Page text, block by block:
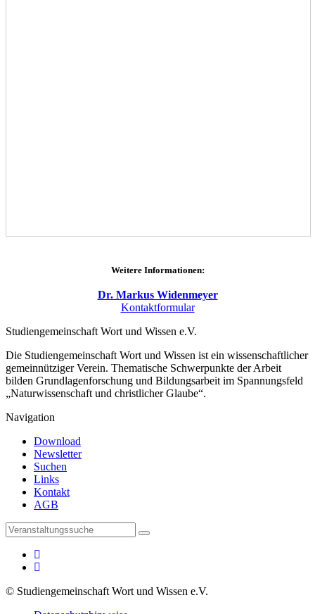
Weitere Informationen:
Dr. Markus Widenmeyer
Kontaktformular
Studiengemeinschaft Wort und Wissen e.V.
Die Studiengemeinschaft Wort und Wissen ist ein wissenschaftlicher
gemeinnütziger Verein. Thematische Schwerpunkte der Arbeit
bilden Grundlagenforschung und Bildungsarbeit im Spannungsfeld
„Naturwissenschaft und christlicher Glaube“.
Navigation
Download
Newsletter
Suchen
Links
Kontakt
AGB
© Studiengemeinschaft Wort und Wissen e.V.